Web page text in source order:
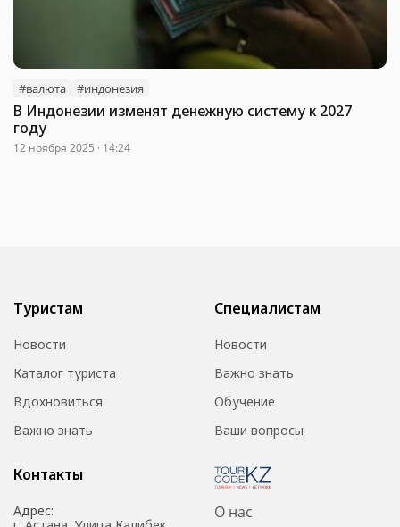
#валюта #индонезия
В Индонезии изменят денежную систему к 2027
году
12 ноября 2025 · 14:24
Туристам
Новости
Каталог туриста
Вдохновиться
Важно знать
Специалистам
Новости
Важно знать
Обучение
Ваши вопросы
Контакты
Адрес:
О нас